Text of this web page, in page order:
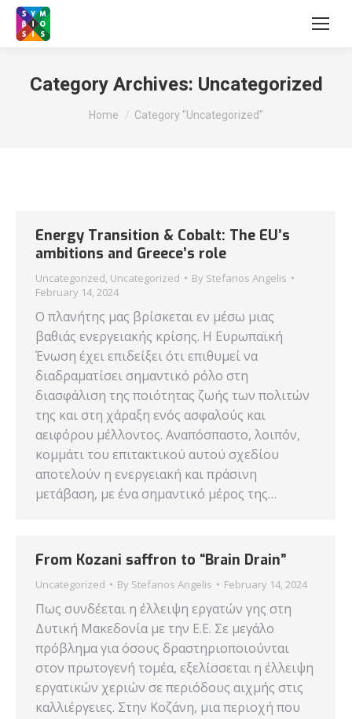
Category Archives: Uncategorized
You are here:
Home Category "Uncategorized"
Energy Transition & Cobalt: The EU’s
ambitions and Greece’s role
Uncategorized, Uncategorized By Stefanos Angelis
February 14, 2024
Ο πλανήτης μας βρίσκεται εν μέσω μιας
βαθιάς ενεργειακής κρίσης. Η Ευρωπαϊκή
Ένωση έχει επιδείξει ότι επιθυμεί να
διαδραματίσει σημαντικό ρόλο στη
διασφάλιση της ποιότητας ζωής των πολιτών
της και στη χάραξη ενός ασφαλούς και
αειφόρου μέλλοντος. Αναπόσπαστο, λοιπόν,
κομμάτι του επιτακτικού αυτού σχεδίου
αποτελούν η ενεργειακή και πράσινη
μετάβαση, με ένα σημαντικό μέρος της…
From Kozani saffron to “Brain Drain”
Uncategorized By Stefanos Angelis February 14, 2024
Πως συνδέεται η έλλειψη εργατών γης στη
Δυτική Μακεδονία με την Ε.Ε. Σε μεγάλο
πρόβλημα για όσους δραστηριοποιούνται
στον πρωτογενή τομέα, εξελίσσεται η έλλειψη
εργατικών χεριών σε περιόδους αιχμής στις
καλλιέργειες. Στην Κοζάνη, μια περιοχή που